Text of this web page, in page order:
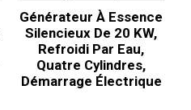
Générateur À Essence
Silencieux De 20 KW,
Refroidi Par Eau,
Quatre Cylindres,
Démarrage Électrique